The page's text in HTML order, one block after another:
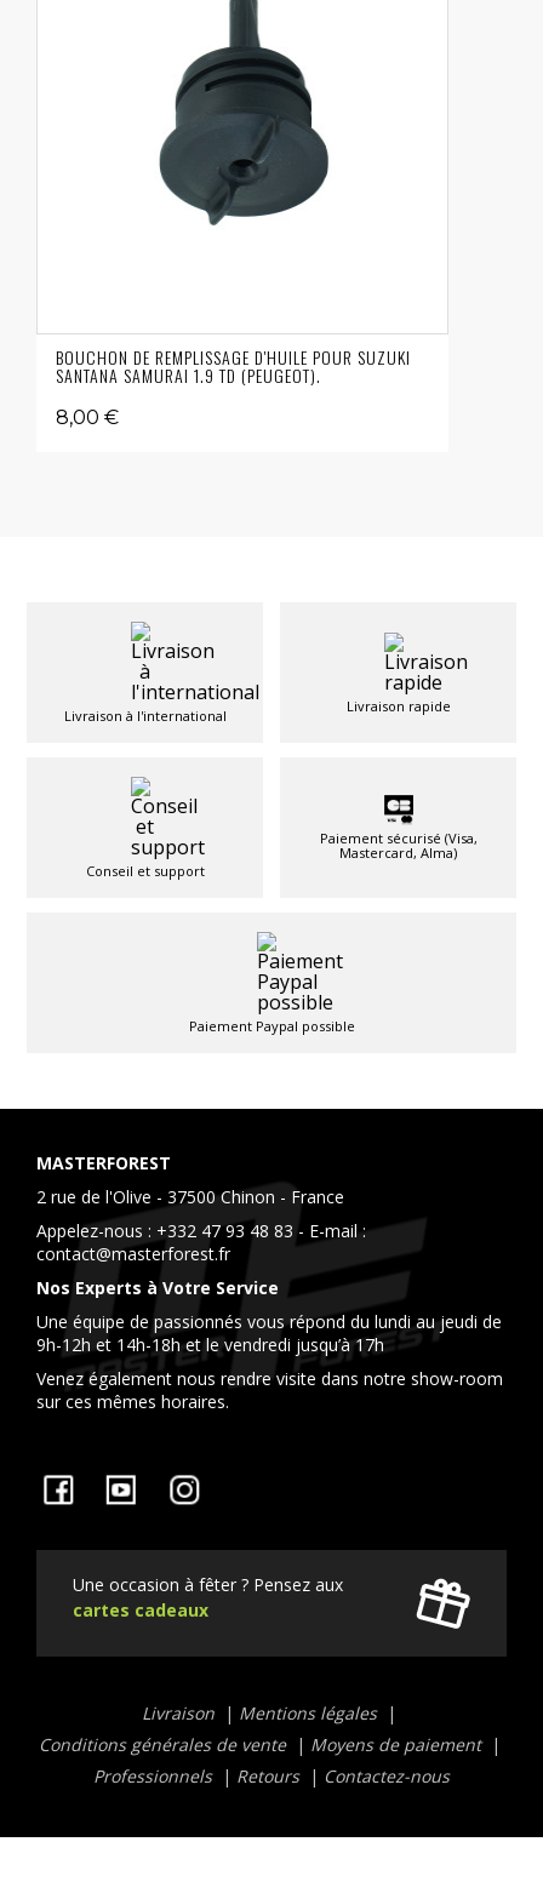
BOUCHON DE REMPLISSAGE D'HUILE POUR SUZUKI
SANTANA SAMURAI 1.9 TD (PEUGEOT).
8,00 €
Livraison à l'international
Livraison rapide
Conseil et support
Paiement sécurisé (Visa,
Mastercard, Alma)
Paiement Paypal possible
MASTERFOREST
2 rue de l'Olive - 37500 Chinon - France
Appelez-nous : +332 47 93 48 83 - E-mail :
contact@masterforest.fr
Nos Experts à Votre Service
Une équipe de passionnés vous répond du lundi au jeudi de
9h-12h et 14h-18h et le vendredi jusqu’à 17h
Venez également nous rendre visite dans notre show-room
sur ces mêmes horaires.
Facebook YouTube
Une occasion à fêter ? Pensez aux
cartes cadeaux
utiles
Livraison
Mentions légales
Conditions générales de vente
Moyens de paiement
Professionnels
Retours Contactez-nous